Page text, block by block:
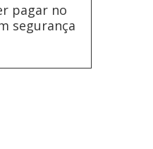
pagar no
segurança